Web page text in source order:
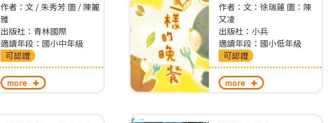
作者：文 / 朱秀芳 圖 / 陳麗
雅
出版社：青林國際
適讀年段：國小中年級
可認證
more
作者：文：徐瑞蓮 圖：陳
又凌
出版社：小兵
適讀年段：國小低年級
可認證
more